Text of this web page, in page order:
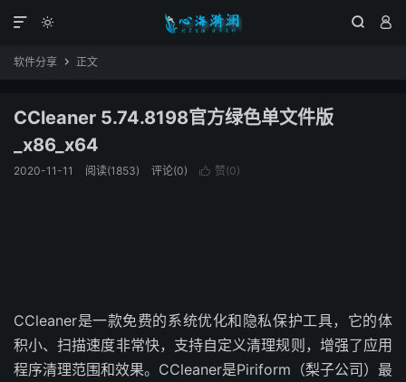
  

软件分享  正文
CCleaner 5.74.8198官方绿色单文件版
_x86_x64
2020-11-11 阅读(1853) 评论(0)  赞(0)
CCleaner是一款免费的系统优化和隐私保护工具，它的体
积小、扫描速度非常快，支持自定义清理规则，增强了应用
程序清理范围和效果。CCleaner是Piriform（梨子公司）最